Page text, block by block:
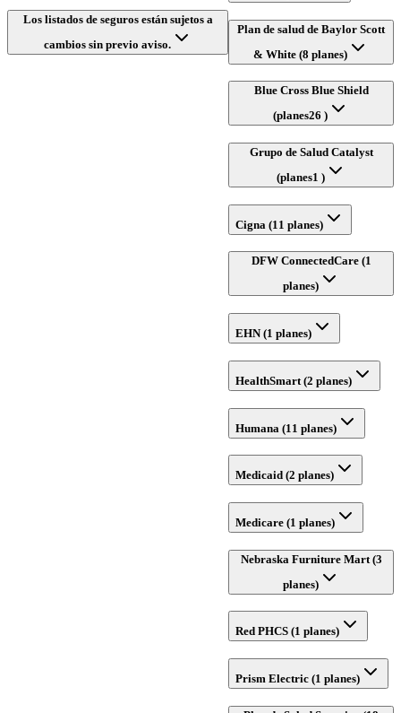
Los listados de seguros están sujetos a
cambios sin previo aviso.
Plan de salud de Baylor Scott
& White (8 planes)
Blue Cross Blue Shield
(planes26 )
Grupo de Salud Catalyst
(planes1 )
Cigna (11 planes)
DFW ConnectedCare (1
planes)
EHN (1 planes)
HealthSmart (2 planes)
Humana (11 planes)
Medicaid (2 planes)
Medicare (1 planes)
Nebraska Furniture Mart (3
planes)
Red PHCS (1 planes)
Prism Electric (1 planes)